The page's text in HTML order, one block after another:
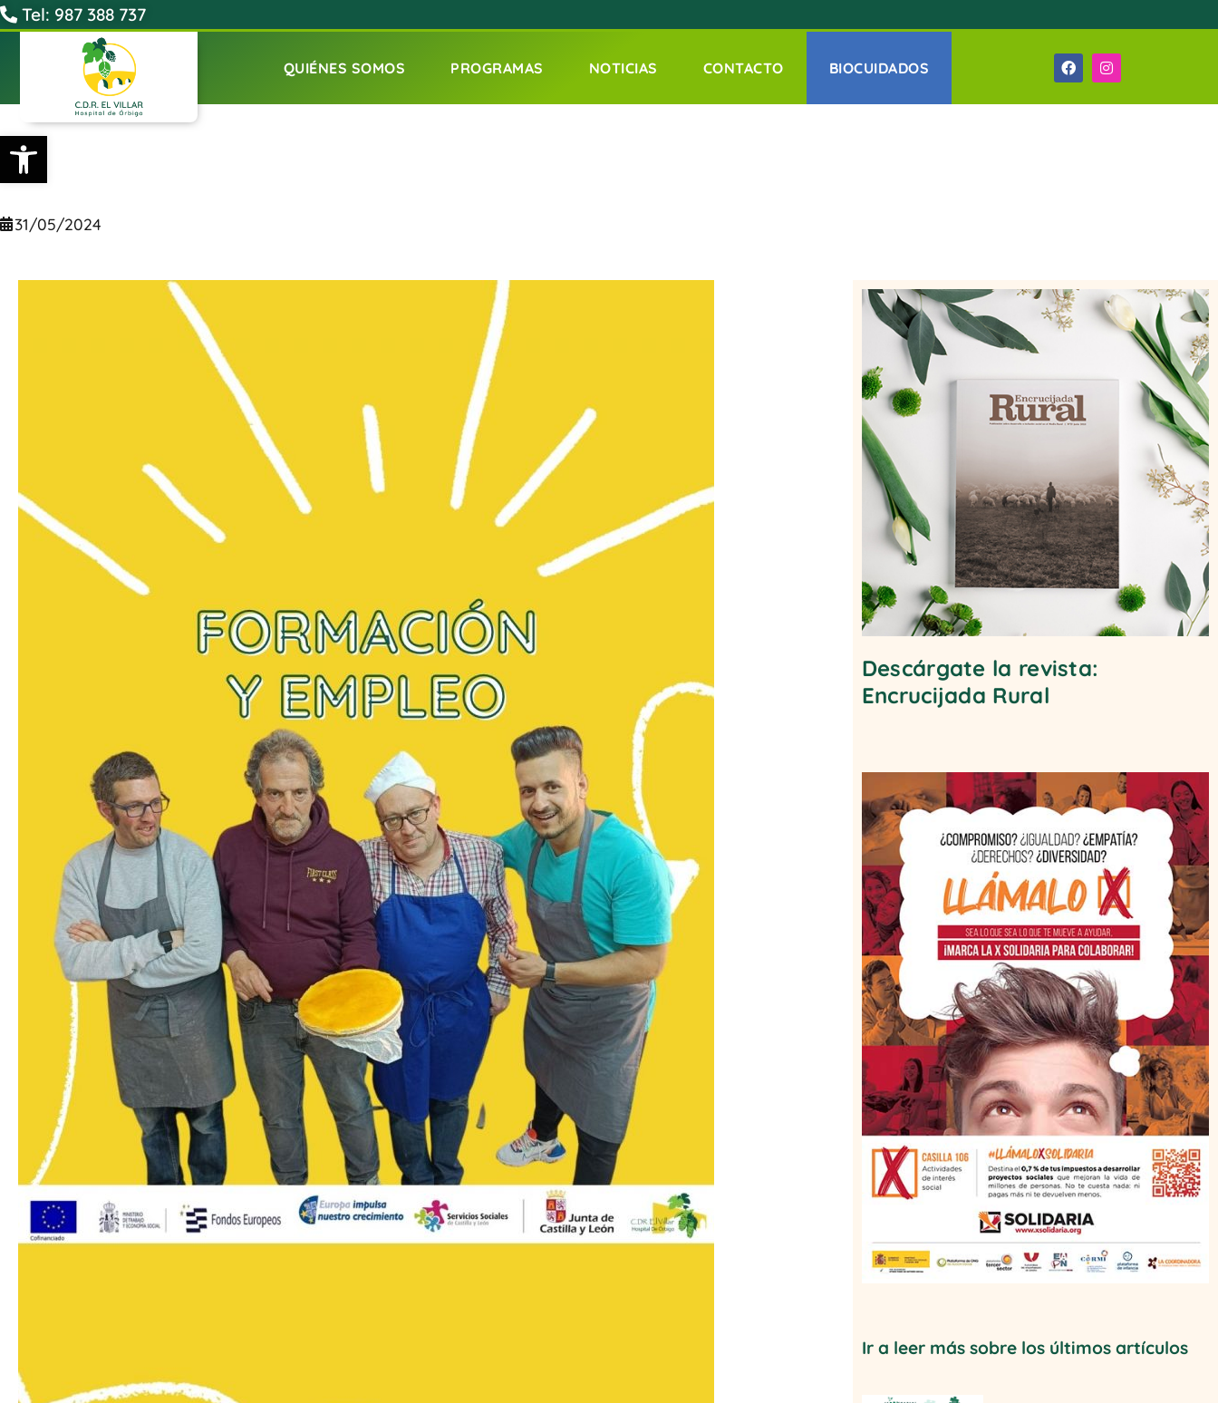
Abrir barra de herramientas
Tel: 987 388 737
QUIÉNES SOMOS PROGRAMAS NOTICIAS CONTACTO BIOCUIDADOS
31/05/2024
Descárgate la revista:
Encrucijada Rural
Ir a leer más sobre los últimos artículos